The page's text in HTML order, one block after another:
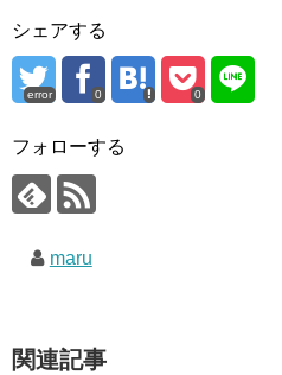
シェアする
error 0 0
フォローする
maru
関連記事